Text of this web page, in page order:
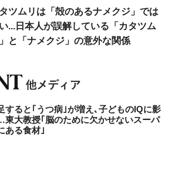
ツムリは「殻のあるナメクジ」では
...日本人が誤解している「カタツム
と「ナメクジ」の意外な関係
すると｢うつ病｣が増え､子どものIQに影
大教授｢脳のために欠かせないスーパ
ある食材｣